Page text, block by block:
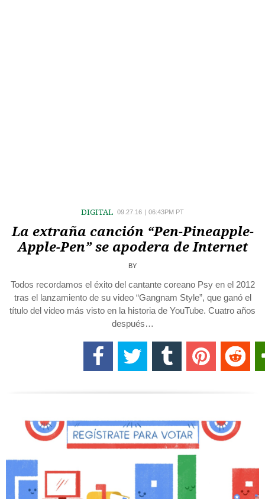
DIGITAL 09.27.16 06:43PM PT
La extraña canción “Pen-Pineapple-
Apple-Pen” se apodera de Internet
BY
Todos recordamos el éxito del cantante coreano Psy en el 2012
tras el lanzamiento de su video “Gangnam Style”, que ganó el
título del video más visto en la historia de YouTube. Cuatro años
después…